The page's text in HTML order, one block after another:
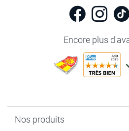
Encore plus
Nos produits